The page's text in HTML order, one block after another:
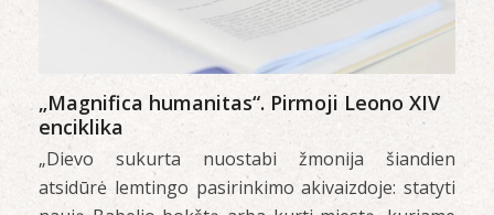
„Magnifica humanitas“. Pirmoji Leono XIV
enciklika
„Dievo sukurta nuostabi žmonija šiandien
atsidūrė lemtingo pasirinkimo akivaizdoje: statyti